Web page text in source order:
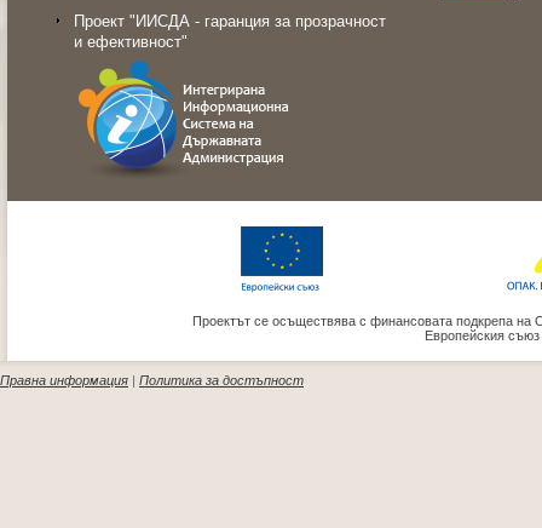
Проект "ИИСДА - гаранция за прозрачност
и ефективност"
Проектът се осъществява с финансовата подкрепа на
Европейския
Правна информация Политика за достъпност